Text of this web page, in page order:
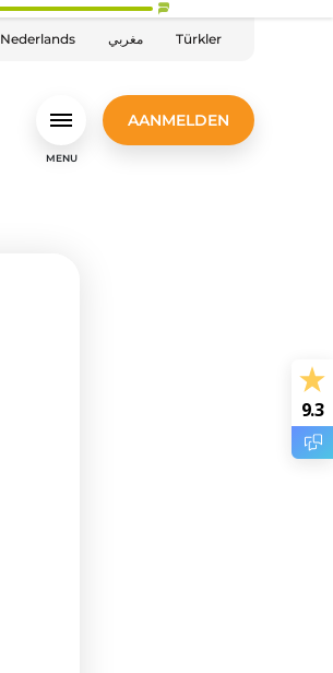
Nederlands مغربي Türkler
MENU
AANMELDEN
9.3